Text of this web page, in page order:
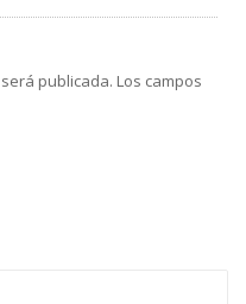
publicada. Los campos